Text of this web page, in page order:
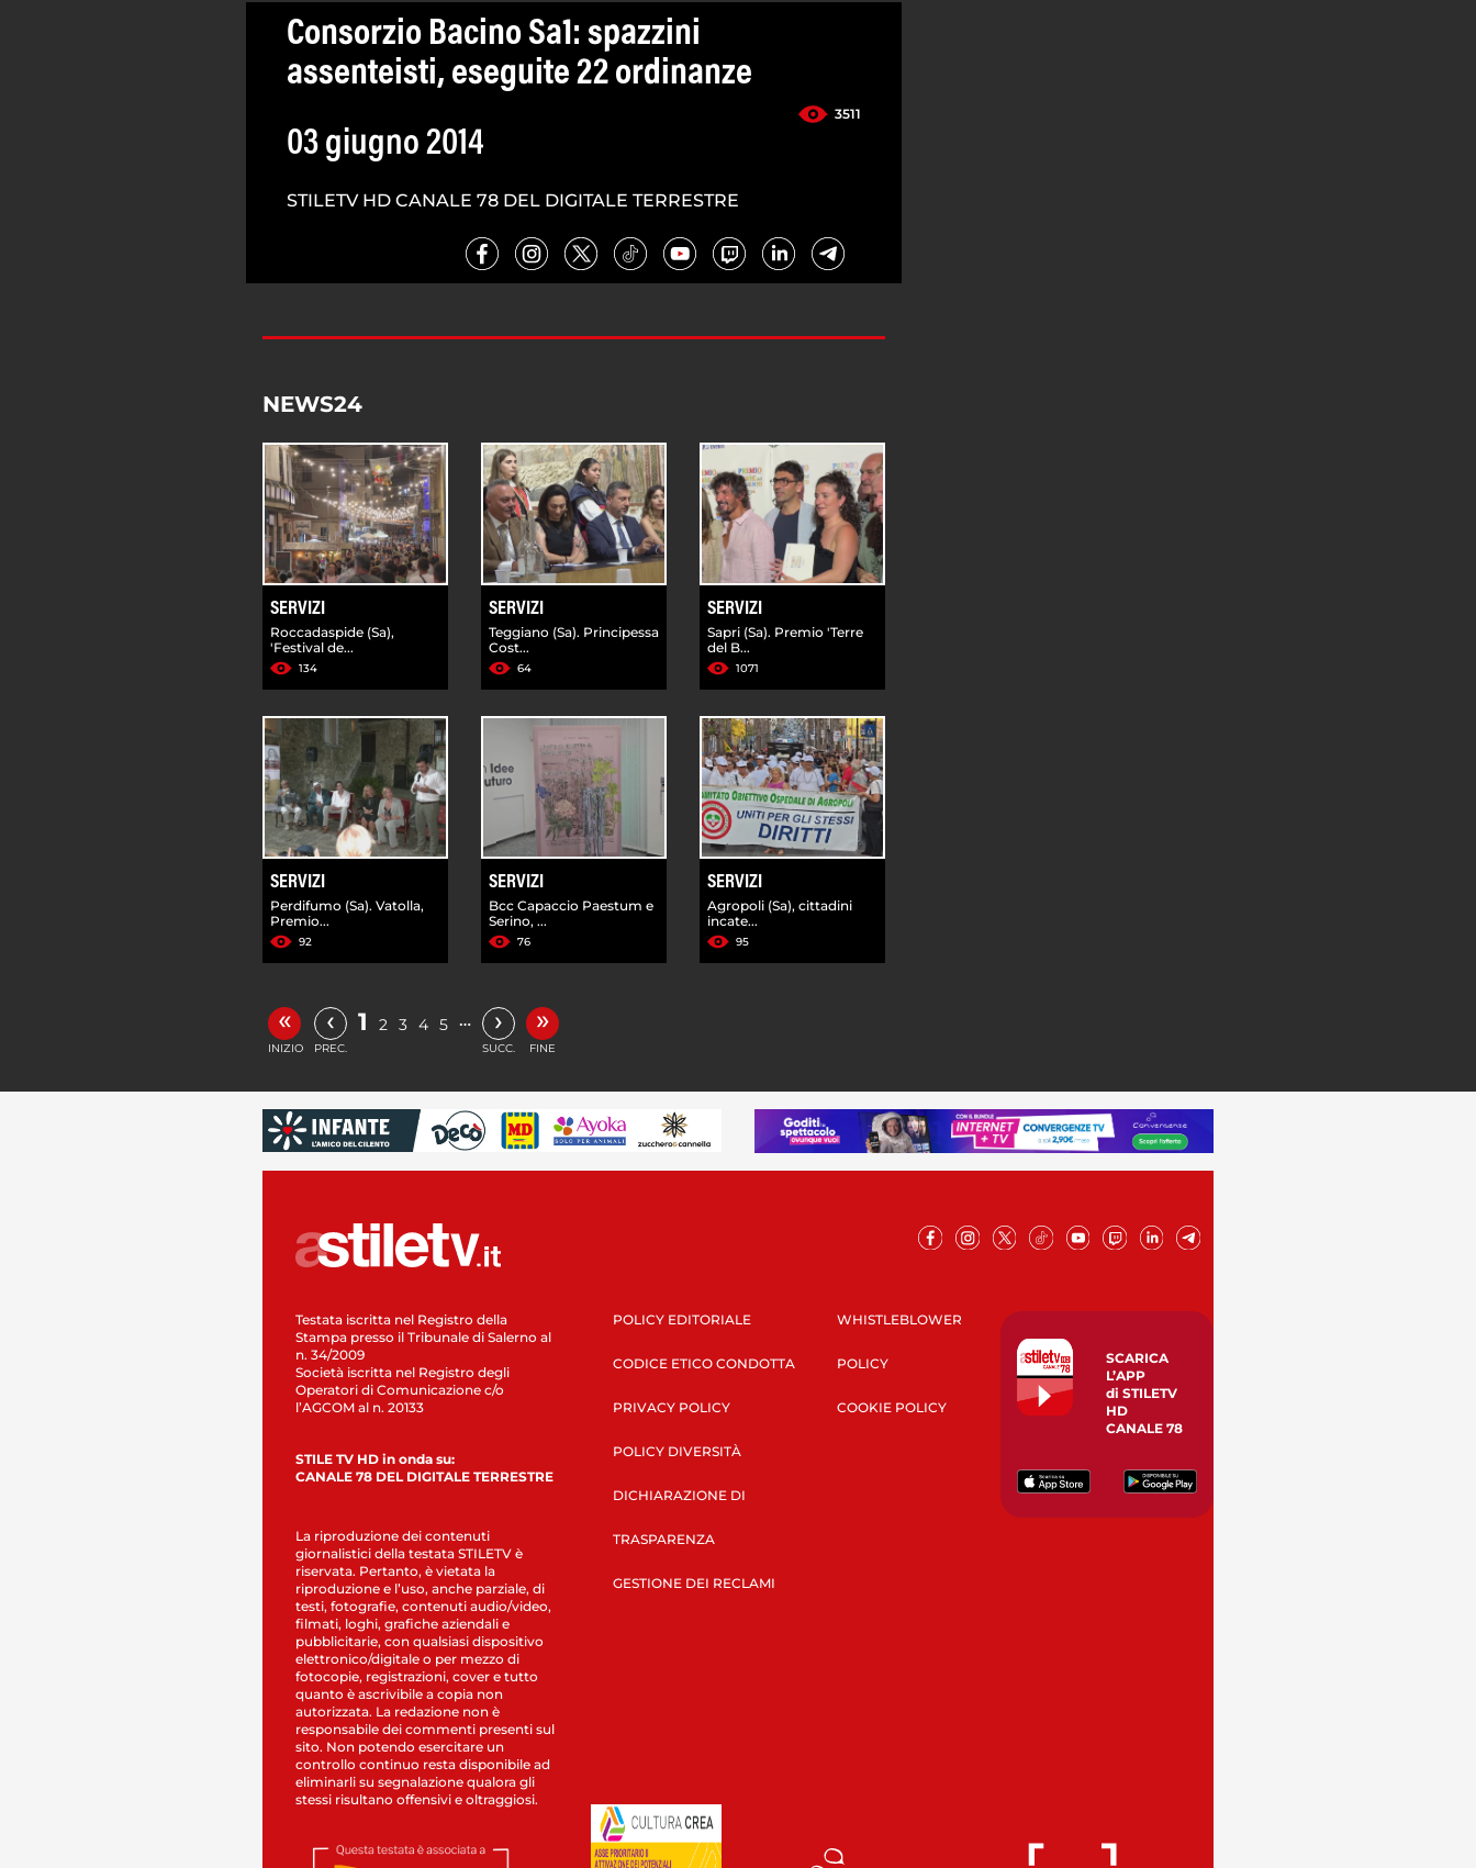
Consorzio Bacino Sa1: spazzini
assenteisti, eseguite 22 ordinanze
3511
03 giugno 2014
STILETV HD CANALE 78 DEL DIGITALE TERRESTRE
NEWS24
SERVIZI
Roccadaspide (Sa),
'Festival de...
134
SERVIZI
Teggiano (Sa). Principessa
Cost...
64
SERVIZI
Sapri (Sa). Premio 'Terre
del B...
1071
SERVIZI
Perdifumo (Sa). Vatolla,
Premio...
92
SERVIZI
Bcc Capaccio Paestum e
Serino, ...
76
SERVIZI
Agropoli (Sa), cittadini
incate...
95
«
INIZIO
‹
PREC.
1 2 3 4 5 … ›
SUCC.
»
FINE
Testata iscritta nel Registro della
Stampa presso il Tribunale di Salerno al
n. 34/2009
Società iscritta nel Registro degli
Operatori di Comunicazione c/o
l’AGCOM al n. 20133
STILE TV HD in onda su:
CANALE 78 DEL DIGITALE TERRESTRE
La riproduzione dei contenuti
giornalistici della testata STILETV è
riservata. Pertanto, è vietata la
riproduzione e l’uso, anche parziale, di
testi, fotografie, contenuti audio/video,
filmati, loghi, grafiche aziendali e
pubblicitarie, con qualsiasi dispositivo
elettronico/digitale o per mezzo di
fotocopie, registrazioni, cover e tutto
quanto è ascrivibile a copia non
autorizzata. La redazione non è
responsabile dei commenti presenti sul
sito. Non potendo esercitare un
controllo continuo resta disponibile ad
eliminarli su segnalazione qualora gli
stessi risultano offensivi e oltraggiosi.
POLICY EDITORIALE
CODICE ETICO CONDOTTA
PRIVACY POLICY
POLICY DIVERSITÀ
DICHIARAZIONE DI
TRASPARENZA
GESTIONE DEI RECLAMI
WHISTLEBLOWER
POLICY
COOKIE POLICY
SCARICA
L’APP
di STILETV
HD
CANALE 78